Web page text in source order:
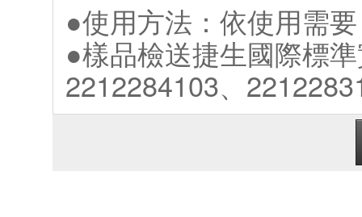
●使用方法：依使用需
●樣品檢送捷生國際標
2212284103、